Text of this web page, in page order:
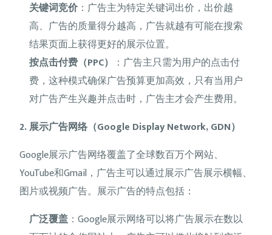
关键词竞价：广告主为特定关键词出价，出价越
高、广告的质量得分越高，广告就越有可能在搜索
结果页面上获得更好的展示位置。
按点击付费（PPC） ：广告主只需为用户的点击付
费，这种模式确保广告预算更加高效，只有当用户
对广告产生兴趣并点击时，广告主才会产生费用。
2. 展示广告网络（Google Display Network, GDN）
Google展示广告网络覆盖了全球数百万个网站、
YouTube和Gmail，广告主可以通过展示广告展示横幅、
图片或视频广告。展示广告的特点包括：
广泛覆盖 ：Google展示网络可以将广告展示在数以